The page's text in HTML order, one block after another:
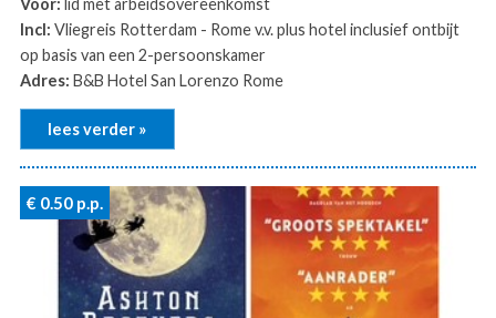
Incl: Vliegreis Rotterdam - Rome v.v. plus hotel inclusief ontbijt
op basis van een 2-persoonskamer
Adres: B&B Hotel San Lorenzo Rome
lees verder »
€ 0.50p.p.